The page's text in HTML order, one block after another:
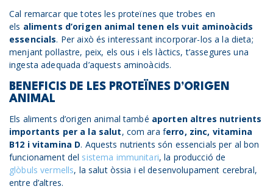
Cal remarcar que totes les proteïnes que trobes en
els aliments d’origen animal tenen els vuit aminoàcids
essencials. Per això és interessant incorporar-los a la dieta;
menjant pollastre, peix, els ous i els làctics, t’assegures una
ingesta adequada d’aquests aminoàcids.
BENEFICIS DE LES PROTEÏNES D’ORIGEN
ANIMAL
Els aliments d’origen animal també aporten altres nutrients
importants per a la salut, com ara ferro, zinc, vitamina
B12 i vitamina D. Aquests nutrients són essencials per al bon
funcionament del sistema immunitari, la producció de
glòbuls vermells, la salut òssia i el desenvolupament cerebral,
entre d’altres.